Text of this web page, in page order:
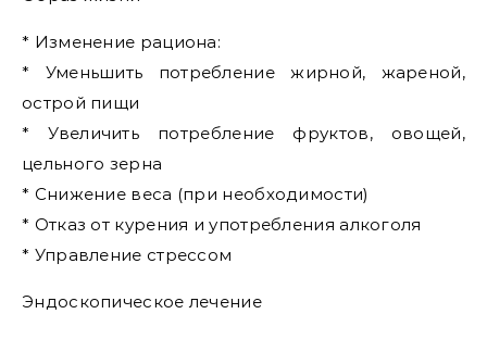
* Изменение рациона:
* Уменьшить потребление жирной, жареной,
острой пищи
* Увеличить потребление фруктов, овощей,
цельного зерна
* Снижение веса (при необходимости)
* Отказ от курения и употребления алкоголя
* Управление стрессом
Эндоскопическое лечение